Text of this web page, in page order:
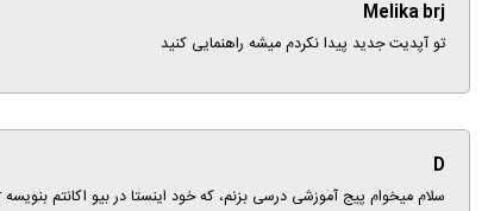
Melika brj
تو آپدیت جدید پیدا نکردم میشه راهنمایی کنید
D
سلام میخوام پیج آموزشی درسی بزنم، که خود اینستا در بیو اکانتم بنویسه education, teacher,... باید چ اکانتی باز کنم؟